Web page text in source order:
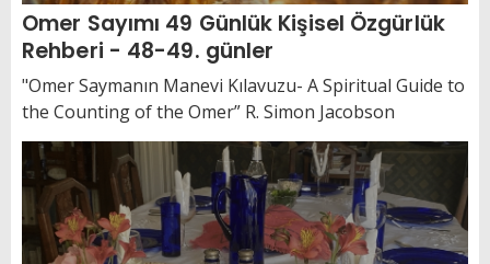
Omer Sayımı 49 Günlük Kişisel Özgürlük
Rehberi - 48-49. günler
"Omer Saymanın Manevi Kılavuzu- A Spiritual Guide to
the Counting of the Omer” R. Simon Jacobson